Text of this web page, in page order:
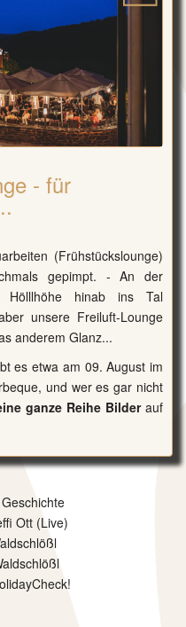
- für
(Frühstückslounge)
gepimpt. - An der
Hölllhöhe hinab ins Tal
unsere Freiluft-Lounge
anderem Glanz...
es etwa am 09. August im
, und wer es gar nicht
ganze Reihe Bilder auf
Ott (Live)